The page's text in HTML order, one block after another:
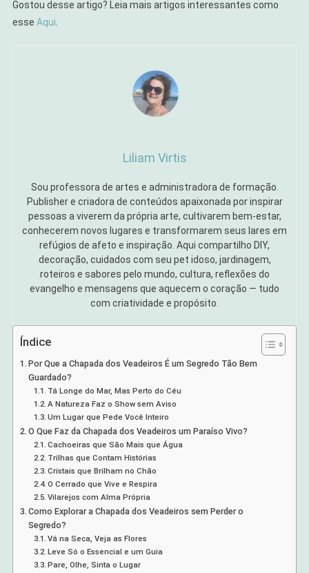
Gostou desse artigo? Leia mais artigos interessantes como
esse Aqui.
Liliam Virtis
Sou professora de artes e administradora de formação.
Publisher e criadora de conteúdos apaixonada por inspirar
pessoas a viverem da própria arte, cultivarem bem-estar,
conhecerem novos lugares e transformarem seus lares em
refúgios de afeto e inspiração. Aqui compartilho DIY,
decoração, cuidados com seu pet idoso, jardinagem,
roteiros e sabores pelo mundo, cultura, reflexões do
evangelho e mensagens que aquecem o coração — tudo
com criatividade e propósito.
Índice
Por Que a Chapada dos Veadeiros É um Segredo Tão Bem
Guardado?
Tá Longe do Mar, Mas Perto do Céu
A Natureza Faz o Show sem Aviso
Um Lugar que Pede Você Inteiro
O Que Faz da Chapada dos Veadeiros um Paraíso Vivo?
Cachoeiras que São Mais que Água
Trilhas que Contam Histórias
Cristais que Brilham no Chão
O Cerrado que Vive e Respira
Vilarejos com Alma Própria
Como Explorar a Chapada dos Veadeiros sem Perder o
Segredo?
Vá na Seca, Veja as Flores
Leve Só o Essencial e um Guia
Pare, Olhe, Sinta o Lugar